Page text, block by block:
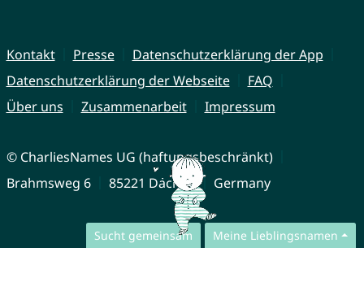
Sucht gemeinsam Meine Lieblingsnamen
Kontakt Presse
Datenschutzerklärung der App
Datenschutzerklärung der Webseite
FAQ
Über uns
Zusammenarbeit Impressum
© CharliesNames UG (haftungsbeschränkt)
Brahmsweg 6
85221 Dachau Germany